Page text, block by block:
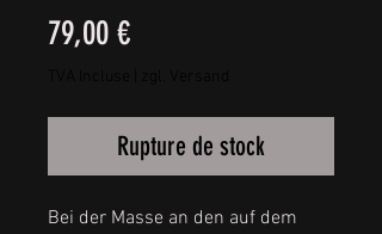
79,00 €Prix
Rupture de stock
Bei der Masse an den auf dem